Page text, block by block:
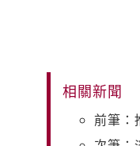
相關新聞
前筆：